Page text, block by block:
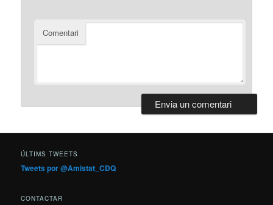
Comentari
ÚLTIMS TWEETS
Tweets por @Amistat_CDQ
CONTACTAR